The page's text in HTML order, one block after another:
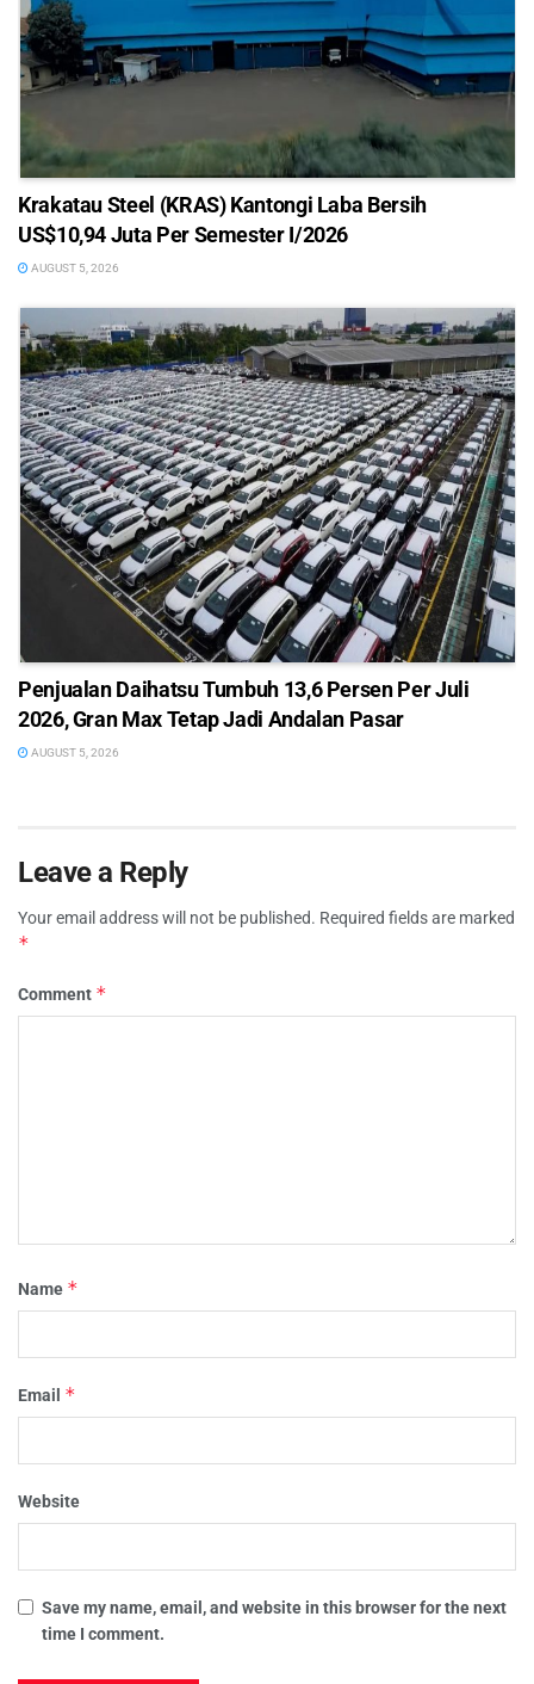
Krakatau Steel (KRAS) Kantongi Laba Bersih
US$10,94 Juta Per Semester I/2026
AUGUST 5, 2026
Penjualan Daihatsu Tumbuh 13,6 Persen Per Juli
2026, Gran Max Tetap Jadi Andalan Pasar
AUGUST 5, 2026
Leave a Reply
Your email address will not be published. Required fields are marked
*
Comment *
Name *
Email *
Website
Save my name, email, and website in this browser for the next
time I comment.